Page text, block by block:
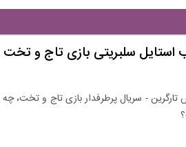
استایل سلبریتی بازی تاج و تخت
تارگرین - سریال پرطرفدار بازی تاج و